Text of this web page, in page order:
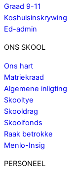
Graad 9-11
Koshuisinskrywing
Ed-admin
ONS SKOOL
Ons hart
Matriekraad
Algemene inligting
Skooltye
Skooldrag
Skoolfonds
Raak betrokke
Menlo-Insig
PERSONEEL